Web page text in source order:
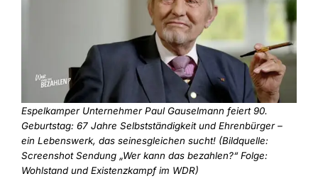
Espelkamper Unternehmer Paul Gauselmann feiert 90.
Geburtstag: 67 Jahre Selbstständigkeit und Ehrenbürger –
ein Lebenswerk, das seinesgleichen sucht! (Bildquelle:
Screenshot Sendung „Wer kann das bezahlen?“ Folge:
Wohlstand und Existenzkampf im WDR)